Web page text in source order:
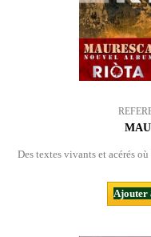
Des textes vivants et acérés
Ajouter